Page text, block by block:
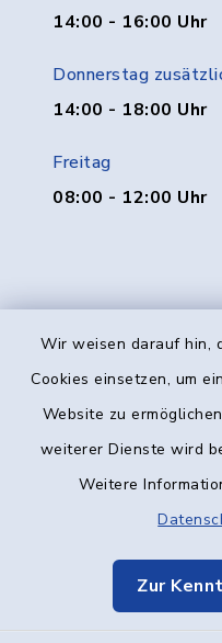
Wir weisen darauf hin,
Cookies einsetzen, um
Website zu
weiterer Dienste wird
Weitere
Zur
14:00 - 16:00 Uhr
Donnerstag
14:00 - 18:00 Uhr
Freitag
08:00 - 12:00 Uhr